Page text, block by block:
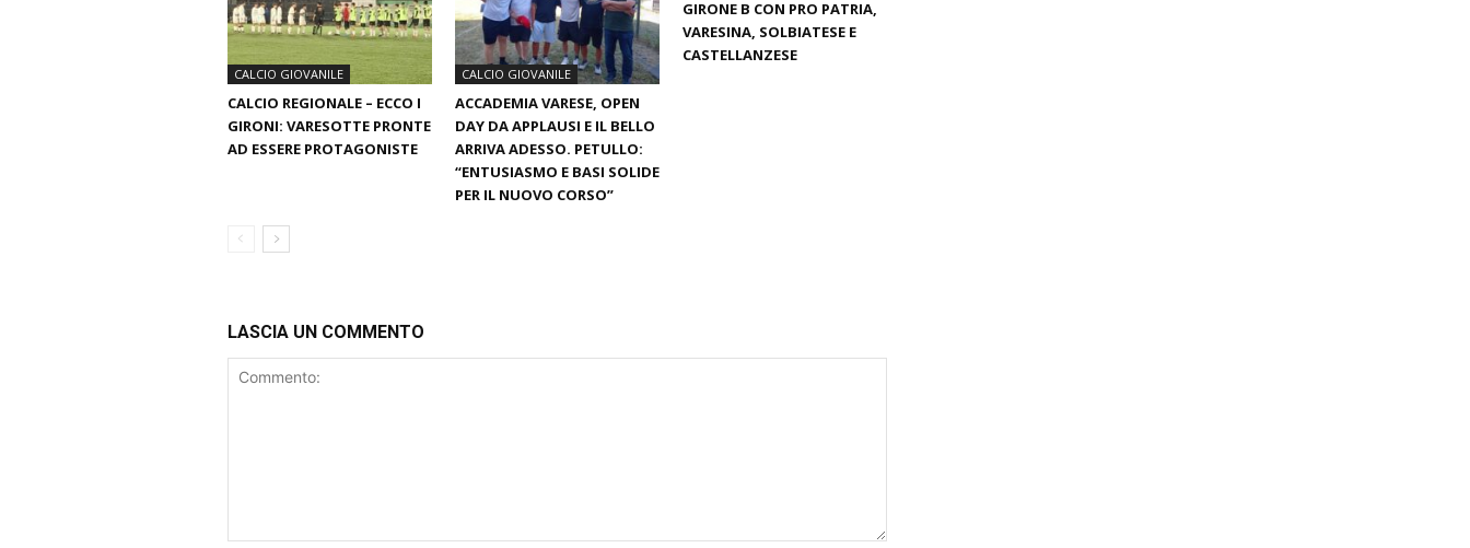
CALCIO GIOVANILE
CALCIO REGIONALE – ECCO I
GIRONI: VARESOTTE PRONTE
AD ESSERE PROTAGONISTE
CALCIO GIOVANILE
ACCADEMIA VARESE, OPEN
DAY DA APPLAUSI E IL BELLO
ARRIVA ADESSO. PETULLO:
“ENTUSIASMO E BASI SOLIDE
PER IL NUOVO CORSO”
GIRONE B CON PRO PATRIA,
VARESINA, SOLBIATESE E
CASTELLANZESE
LASCIA UN COMMENTO